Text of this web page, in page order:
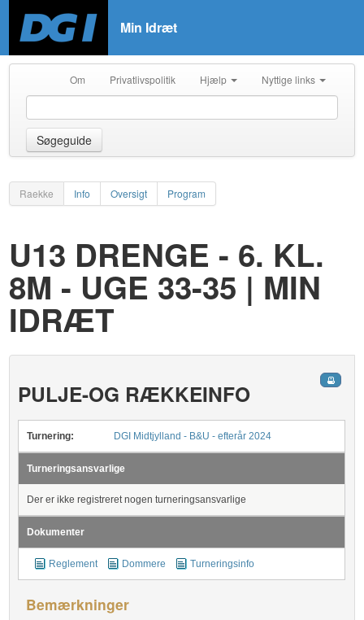
Min Idræt
Om Privatlivspolitik Hjælp Nyttige links
Søgeguide
Raekke Info Oversigt Program
U13 DRENGE - 6. KL.
8M - UGE 33-35 | MIN
IDRÆT
PULJE-OG RÆKKEINFO
Turnering: DGI Midtjylland - B&U - efterår 2024
Turneringsansvarlige
Der er ikke registreret nogen turneringsansvarlige
Dokumenter
Reglement Dommere Turneringsinfo
Bemærkninger